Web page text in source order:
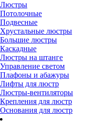
Люстры
Потолочные
Подвесные
Хрустальные люстры
Большие люстры
Каскадные
Люстры на штанге
Управление светом
Плафоны и абажуры
Лифты для люстр
Люстры-вентиляторы
Крепления для люстр
Основания для люстр